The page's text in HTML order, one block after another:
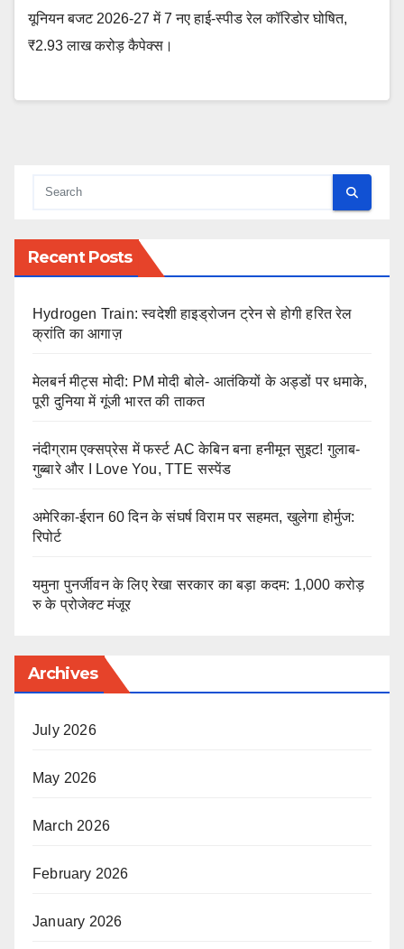
यूनियन बजट 2026-27 में 7 नए हाई-स्पीड रेल कॉरिडोर घोषित,
₹2.93 लाख करोड़ कैपेक्स।
Recent Posts
Hydrogen Train: स्वदेशी हाइड्रोजन ट्रेन से होगी हरित रेल
क्रांति का आगाज़
मेलबर्न मीट्स मोदी: PM मोदी बोले- आतंकियों के अड्डों पर धमाके,
पूरी दुनिया में गूंजी भारत की ताकत
नंदीग्राम एक्सप्रेस में फर्स्ट AC केबिन बना हनीमून सुइट! गुलाब-
गुब्बारे और I Love You, TTE सस्पेंड
अमेरिका-ईरान 60 दिन के संघर्ष विराम पर सहमत, खुलेगा होर्मुज:
रिपोर्ट
यमुना पुनर्जीवन के लिए रेखा सरकार का बड़ा कदम: 1,000 करोड़
रु के प्रोजेक्ट मंजूर
Archives
July 2026
May 2026
March 2026
February 2026
January 2026